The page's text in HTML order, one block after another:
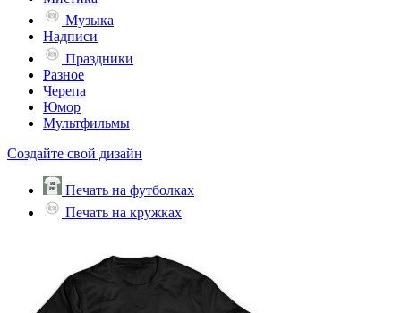
Музыка
Надписи
Праздники
Разное
Черепа
Юмор
Мультфильмы
Создайте свой дизайн
Печать на футболках
Печать на кружках